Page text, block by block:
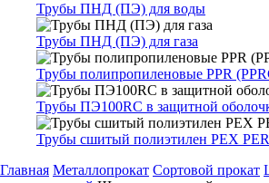
Трубы ПНД (ПЭ) для воды
Трубы ПНД (ПЭ) для газа
Трубы полипропиленовые PPR
Трубы ПЭ100RC в защитной
Трубы сшитый полиэтилен PEX
Главная Металлопрокат Сортовой прокат